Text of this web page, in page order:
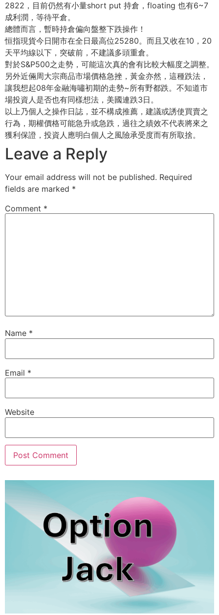
2822，目前仍然有小量short put 持倉，floating 也有6~7
成利潤，等待平倉。
總體而言，暫時持倉偏向盤整下跌操作！
恒指現貨今日開市在全日最高位25280。而且又收在10，20
天平均線以下，突破前，不建議多頭重倉。
對於S&P500之走勢，可能這次真的會有比較大幅度之調整。
另外近倆周大宗商品市場價格急挫，黃金亦然，這種跌法，
讓我想起08年金融海嘯初期的走勢~所有野都跌。不知道市
場投資人是否也有同樣想法，美國連跌3日。
以上乃個人之操作日誌，並不構成推薦，建議或誘使買賣之
行為，期權價格可能急升或急跌，過往之績效不代表將來之
獲利保證，投資人應明白個人之風險承受度而有所取捨。
Leave a Reply
Your email address will not be published. Required
fields are marked *
Comment *
Name *
Email *
Website